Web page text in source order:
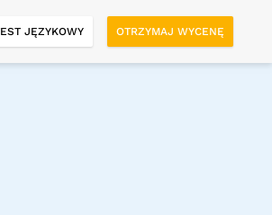
JĘZYKOWY OTRZYMAJ WYCENĘ